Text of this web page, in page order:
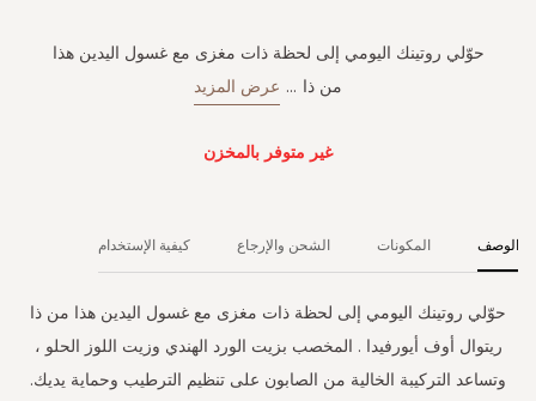
galleryحوّلي روتينك اليومي إلى لحظة ذات مغزى مع غسول اليدين هذا
من ذا ... عرض المزيد
غير متوفر بالمخزن
الوصف
حوّلي روتينك اليومي إلى لحظة ذات مغزى مع غسول اليدين هذا من ذا
ريتوال أوف أيورفيدا . المخصب بزيت الورد الهندي وزيت اللوز الحلو ،
وتساعد التركيبة الخالية من الصابون على تنظيم الترطيب وحماية يديك.
المكونات الشحن والإرجاع كيفية الإستخدام